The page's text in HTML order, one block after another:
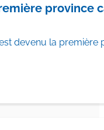
province
devenu la première